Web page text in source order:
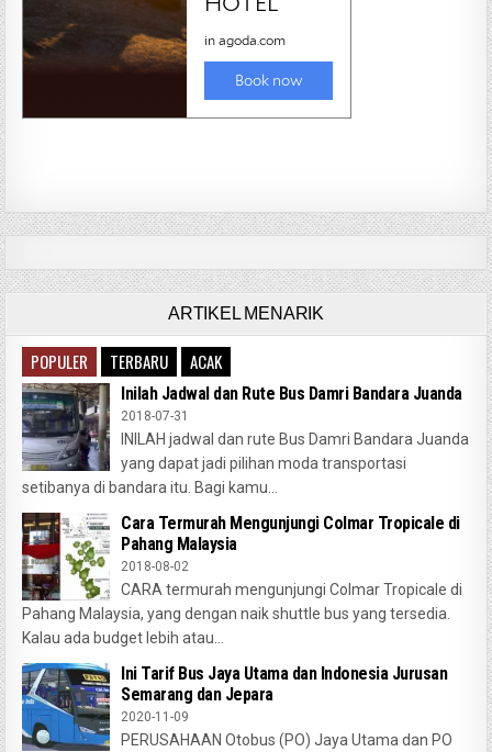
ARTIKEL MENARIK
POPULER TERBARU ACAK
Inilah Jadwal dan Rute Bus Damri Bandara Juanda
2018-07-31
INILAH jadwal dan rute Bus Damri Bandara Juanda
yang dapat jadi pilihan moda transportasi
setibanya di bandara itu. Bagi kamu...
Cara Termurah Mengunjungi Colmar Tropicale di
Pahang Malaysia
2018-08-02
CARA termurah mengunjungi Colmar Tropicale di
Pahang Malaysia, yang dengan naik shuttle bus yang tersedia.
Kalau ada budget lebih atau...
Ini Tarif Bus Jaya Utama dan Indonesia Jurusan
Semarang dan Jepara
2020-11-09
PERUSAHAAN Otobus (PO) Jaya Utama dan PO